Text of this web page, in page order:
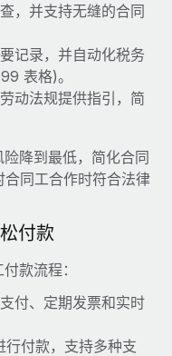
，并支持无缝的合同
记录，并自动化税务
表格)。
动法规提供指引，简
降到最低，简化合同
同工合作时符合法律
付款
款流程：
付、定期发票和实时
付款，支持多种支